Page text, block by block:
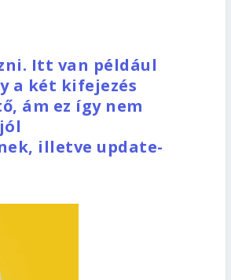
Itt van például
a két kifejezés
ám ez így nem
illetve update-